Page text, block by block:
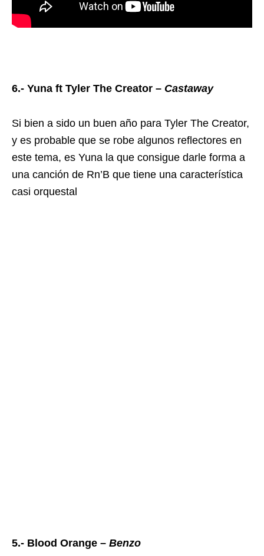
6.- Yuna ft Tyler The Creator – Castaway
Si bien a sido un buen año para Tyler The Creator,
y es probable que se robe algunos reflectores en
este tema, es Yuna la que consigue darle forma a
una canción de Rn’B que tiene una característica
casi orquestal
5.- Blood Orange – Benzo